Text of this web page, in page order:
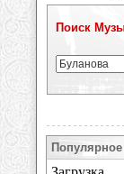
Поиск
Популярное